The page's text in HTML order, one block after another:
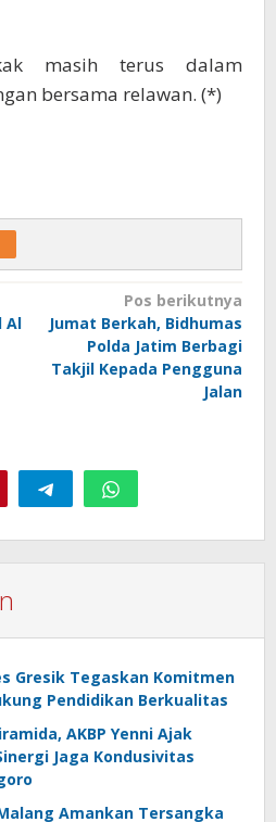
masih terus dalam
bersama relawan. (*)
Al
Pos berikutnya
Jumat Berkah, Bidhumas
Polda Jatim Berbagi
Takjil Kepada Pengguna
Jalan
Gresik Tegaskan Komitmen
Pendidikan Berkualitas
AKBP Yenni Ajak
Jaga Kondusivitas
Amankan Tersangka